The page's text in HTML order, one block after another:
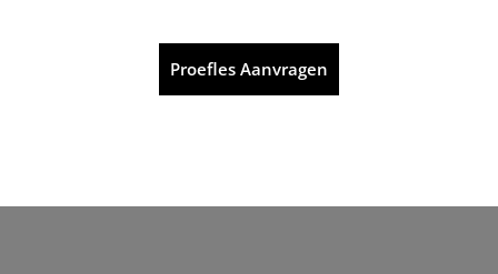
Proefles Aanvragen